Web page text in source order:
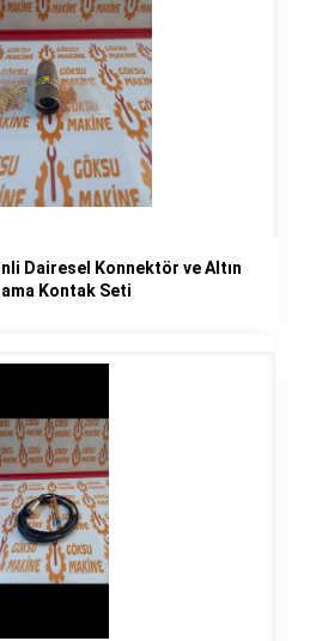
Dairesel Konnektör ve Altın
Kontak Seti